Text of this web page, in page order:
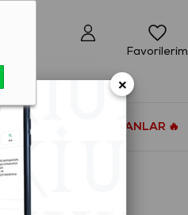
Favorilerim
SHIRT ÇOK SATANLAR 🔥
×